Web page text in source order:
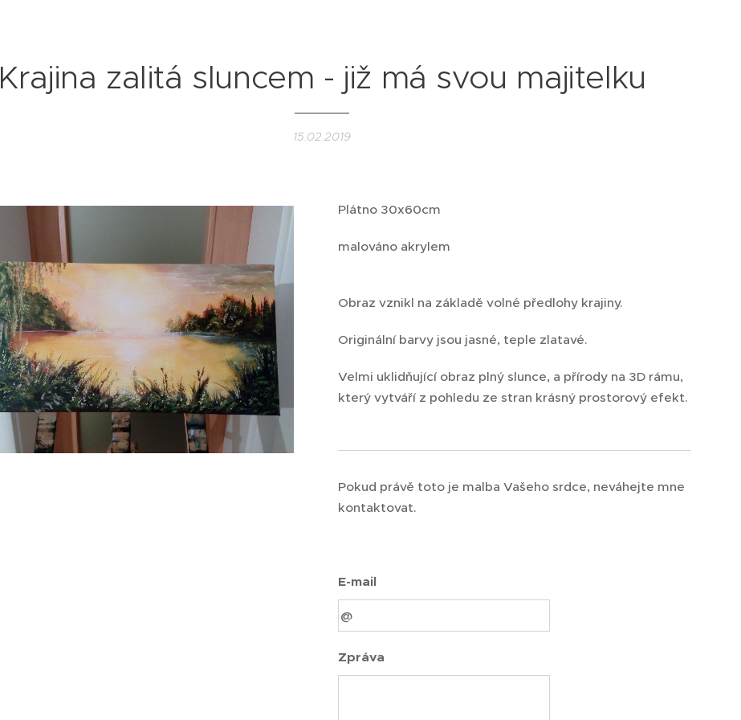
Krajina zalitá sluncem - již má svou majitelku
15.02.2019
Plátno 30x60cm
malováno akrylem
Obraz vznikl na základě volné předlohy krajiny.
Originální barvy jsou jasné, teple zlatavé.
Velmi uklidňující obraz plný slunce, a přírody na 3D rámu,
který vytváří z pohledu ze stran krásný prostorový efekt.
Pokud právě toto je malba Vašeho srdce, neváhejte mne
kontaktovat.
E-mail
Zpráva